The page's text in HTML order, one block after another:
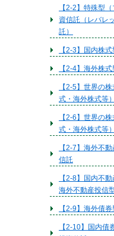
【2-2】特殊型
資信託（レバレ
託）
【2-3】国内株
【2-4】海外株
【2-5】世界の
式・海外株式等
【2-6】世界の
式・海外株式等
【2-7】海外不
信託
【2-8】国内不
海外不動産投信
【2-9】海外債
【2-10】国内債